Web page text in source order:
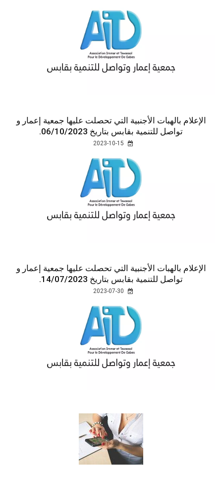
الإعلام بالهبات الأجنبية التي تحصلت عليها جمعية إعمار و
تواصل للتنمية بقابس بتاريخ 06/10/2023.
الإعلام بالهبات الأجنبية التي تحصلت عليها جمعية إعمار و
تواصل للتنمية بقابس بتاريخ 14/07/2023.